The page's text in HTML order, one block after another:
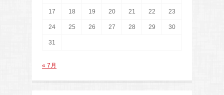
17 18 19 20 21 22 23
24 25 26 27 28 29 30
31
« 7月